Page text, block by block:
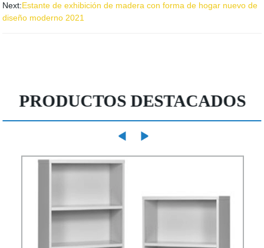
Next:Estante de exhibición de madera con forma de hogar nuevo de
diseño moderno 2021
PRODUCTOS DESTACADOS